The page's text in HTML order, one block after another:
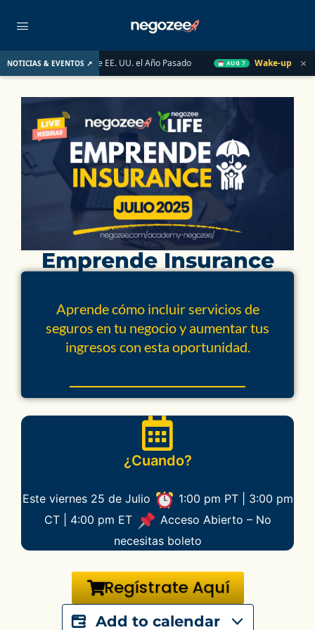
NOTICIAS & EVENTOS ↗
Inmobiliario de EE. UU. el Año Pasado AUG 7 Wake-up Call×
Emprende Insurance
Aprende cómo incluir servicios de
seguros en tu negocio y aumentar tus
ingresos con esta oportunidad.
¿Cuando?
Este viernes 25 de Julio
1:00 pm PT | 3:00 pm
CT | 4:00 pm ET
Acceso Abierto – No
necesitas boleto
Regístrate Aquí
Add to calendar